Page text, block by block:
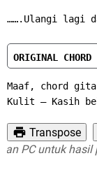
…….Ulangi lagi
ORIGINAL CHORD
Maaf, chord
Kulit – Kasih
Transpose
PC untuk hasil